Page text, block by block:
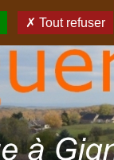
Tout refuser